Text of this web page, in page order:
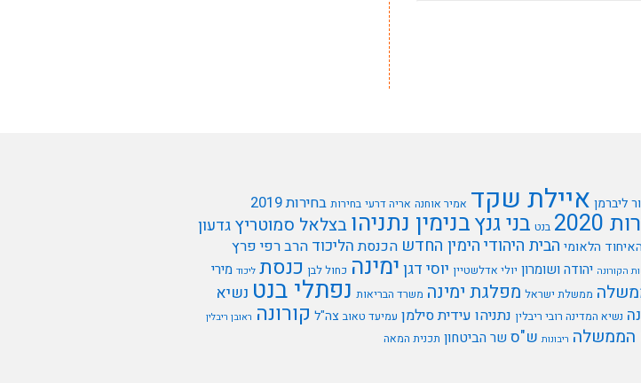
ליברמן איילת שקד אמיר אוחנה אריה דרעי בחירות בחירות 2019
2020 בנט בני גנץבנימין נתניהובצלאל סמוטריץ גדעון
האיחוד הלאומי הבית היהודיהימין החדש הכנסת הליכוד הרב רפי פרץ
הקורונה יהודה ושומרון יולי אדלשטיין יוסי דגן ימינה כחול לבן כנסת ליכוד מירי
ממשלת ישראל מפלגת ימינה משרד הבריאות נפתלי בנט נשיא
נשיא המדינה רובי ריבלין נתניהו עידית סילמן עמיעד טאוב צה"ל קורונה ראובן ריבלין
הממשלה ריבונות ש"ס שר הביטחון תכנית המאה